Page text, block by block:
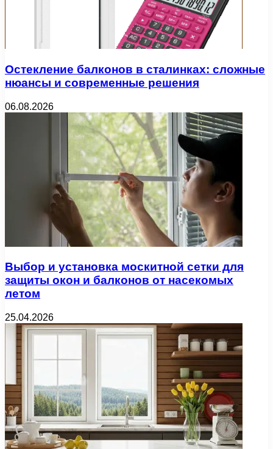
Остекление балконов в сталинках: сложные
нюансы и современные решения
06.08.2026
Выбор и установка москитной сетки для
защиты окон и балконов от насекомых
летом
25.04.2026